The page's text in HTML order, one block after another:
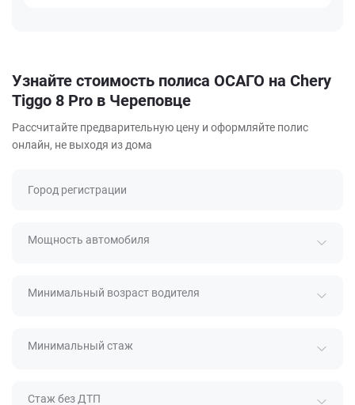
Узнайте стоимость полиса ОСАГО на Chery
Tiggo 8 Pro в Череповце
Рассчитайте предварительную цену и оформляйте полис
онлайн, не выходя из дома
Город регистрации
Мощность автомобиля
Минимальный возраст водителя
Минимальный стаж
Стаж без ДТП